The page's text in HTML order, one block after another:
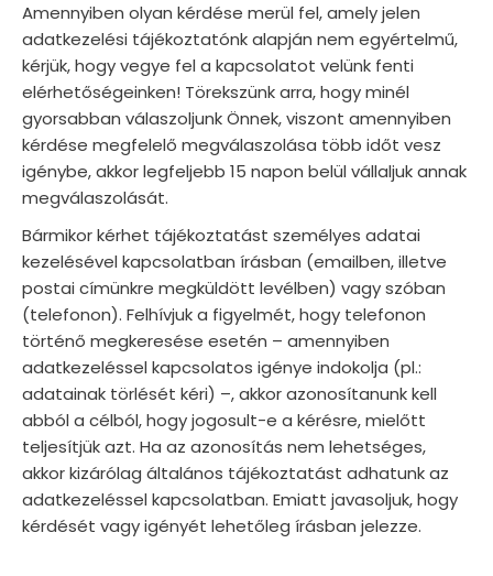
Amennyiben olyan kérdése merül fel, amely jelen
adatkezelési tájékoztatónk alapján nem egyértelmű,
kérjük, hogy vegye fel a kapcsolatot velünk fenti
elérhetőségeinken! Törekszünk arra, hogy minél
gyorsabban válaszoljunk Önnek, viszont amennyiben
kérdése megfelelő megválaszolása több időt vesz
igénybe, akkor legfeljebb 15 napon belül vállaljuk annak
megválaszolását.
Bármikor kérhet tájékoztatást személyes adatai
kezelésével kapcsolatban írásban (emailben, illetve
postai címünkre megküldött levélben) vagy szóban
(telefonon). Felhívjuk a figyelmét, hogy telefonon
történő megkeresése esetén – amennyiben
adatkezeléssel kapcsolatos igénye indokolja (pl.:
adatainak törlését kéri) –, akkor azonosítanunk kell
abból a célból, hogy jogosult-e a kérésre, mielőtt
teljesítjük azt. Ha az azonosítás nem lehetséges,
akkor kizárólag általános tájékoztatást adhatunk az
adatkezeléssel kapcsolatban. Emiatt javasoljuk, hogy
kérdését vagy igényét lehetőleg írásban jelezze.